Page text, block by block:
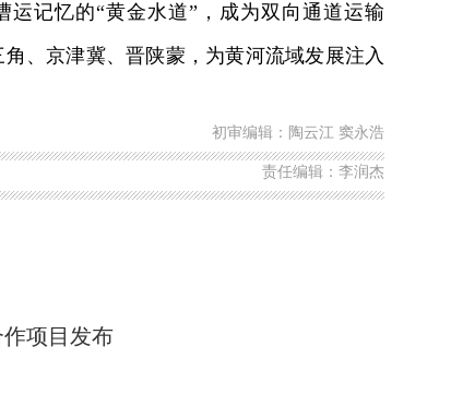
记忆的“黄金水道”，成为双向通道运输
、京津冀、晋陕蒙，为黄河流域发展注入
初审编辑：陶云江 窦永浩
责任编辑：李润杰
项目发布